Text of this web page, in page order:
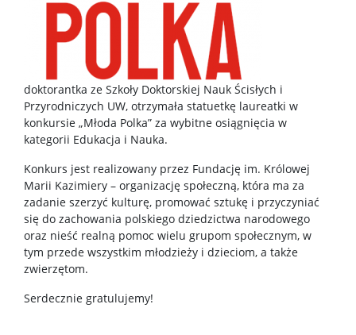
Master Studies in Chemistry in English (EN)
Chemia medyczna II stopnia
Radiogenomika II stopnia
Studia w ramach MISMaP
Studia podyplomowe
Dziekanat Studencki
doktorantka ze Szkoły Doktorskiej Nauk Ścisłych i
Przyrodniczych UW, otrzymała statuetkę laureatki w
konkursie „Młoda Polka” za wybitne osiągnięcia w
kategorii Edukacja i Nauka.
Konkurs jest realizowany przez Fundację im. Królowej
Marii Kazimiery – organizację społeczną, która ma za
zadanie szerzyć kulturę, promować sztukę i przyczyniać
się do zachowania polskiego dziedzictwa narodowego
oraz nieść realną pomoc wielu grupom społecznym, w
tym przede wszystkim młodzieży i dzieciom, a także
zwierzętom.
Serdecznie gratulujemy!